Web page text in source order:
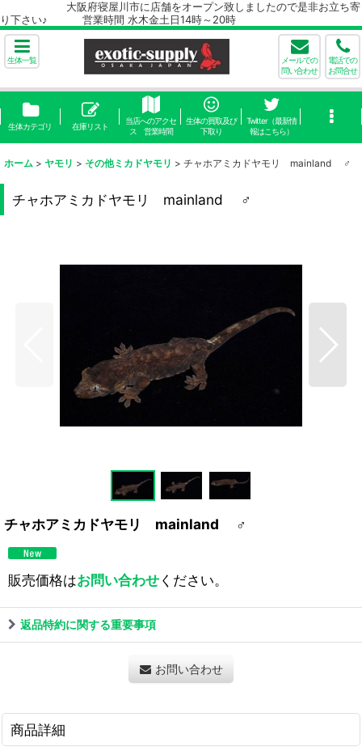
大阪府寝屋川市に店舗をオープン致しましたので是非お立ち寄
り下さい♪ 営業時間 水木金土日14時～20時
生体一覧
メールでの
問い合わせ
電話での
お問合せ
生体カテゴリ 在庫リスト
当店へのアクセ
ス 営業時間
生体の買取及び
下取り
Twitter（最新情
報はこちら）
ホーム > ヤモリ > その他ミカドヤモリ > チャホアミカドヤモリ mainland ♂
チャホアミカドヤモリ mainland ♂
チャホアミカドヤモリ mainland ♂
販売価格はお問い合わせください。
返品特約に関する重要事項
お問い合わせ
商品詳細